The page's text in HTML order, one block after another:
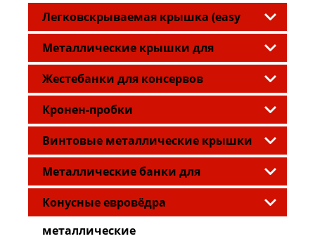
Легковскрываемая крышка (easy
open end)
Металлические крышки для
промышленного консервирования
Жестебанки для консервов
Кронен-пробки
Винтовые металлические крышки
твист офф («Twist-off»)
Металлические банки для
лакокрасочной продукции
Конусные евровёдра
металлические